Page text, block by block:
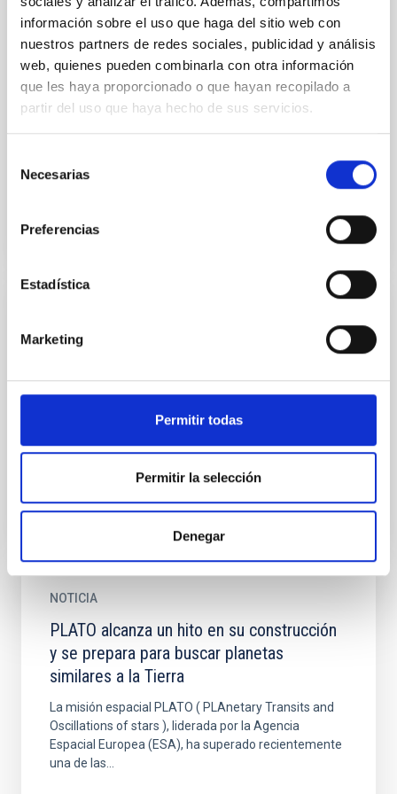
información sobre el uso que haga del sitio web con
nuestros partners de redes sociales, publicidad y análisis
web, quienes pueden combinarla con otra información
que les haya proporcionado o que hayan recopilado a
partir del uso que haya hecho de sus servicios.
Necesarias
Preferencias
Estadística
Marketing
Permitir todas
Permitir la selección
Denegar
Gliese 12 b: A Temperate Earth-sized
Planet at 12 pc Ideal for Atmospheric
Transmission Spectroscopy
Recent discoveries of Earth-sized planets transiting
PLATO (PLAnetary Transits and
es la tercera misión de clase media del programa
NOTICIA
PLATO alcanza un hito en su construcción
y se prepara para buscar planetas
similares a la Tierra
La misión espacial PLATO ( PLAnetary Transits and
Oscillations of stars ), liderada por la Agencia
Espacial Europea (ESA), ha superado recientemente
una de las...